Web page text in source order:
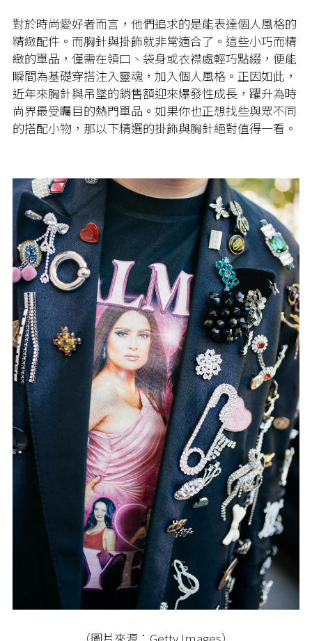
對於時尚愛好者而言，他們追求的是能表達個人風格的
精緻配件。而胸針與掛飾就非常適合了。這些小巧而精
緻的單品，僅需在領口、袋身或衣襟處輕巧點綴，便能
瞬間為基礎穿搭注入靈魂，加入個人風格。正因如此，
近年來胸針與吊墜的銷售額迎來爆發性成長，躍升為時
尚界最受矚目的熱門單品。 如果你也正想找些與眾不同
的搭配小物，那以下精選的掛飾與胸針絕對值得一看。